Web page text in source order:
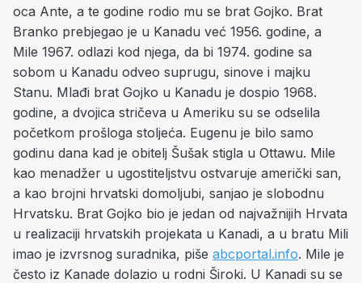
oca Ante, a te godine rodio mu se brat Gojko. Brat
Branko prebjegao je u Kanadu već 1956. godine, a
Mile 1967. odlazi kod njega, da bi 1974. godine sa
sobom u Kanadu odveo suprugu, sinove i majku
Stanu. Mlađi brat Gojko u Kanadu je dospio 1968.
godine, a dvojica stričeva u Ameriku su se odselila
početkom prošloga stoljeća. Eugenu je bilo samo
godinu dana kad je obitelj Šušak stigla u Ottawu. Mile
kao menadžer u ugostiteljstvu ostvaruje američki san,
a kao brojni hrvatski domoljubi, sanjao je slobodnu
Hrvatsku. Brat Gojko bio je jedan od najvažnijih Hrvata
u realizaciji hrvatskih projekata u Kanadi, a u bratu Mili
imao je izvrsnog suradnika, piše abcportal.info. Mile je
često iz Kanade dolazio u rodni Široki. U Kanadi su se